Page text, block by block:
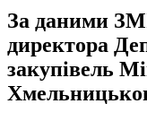
За даними
директора
закупівель